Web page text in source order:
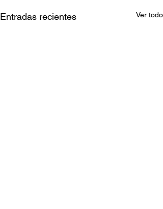
Entradas recientes Ver todo